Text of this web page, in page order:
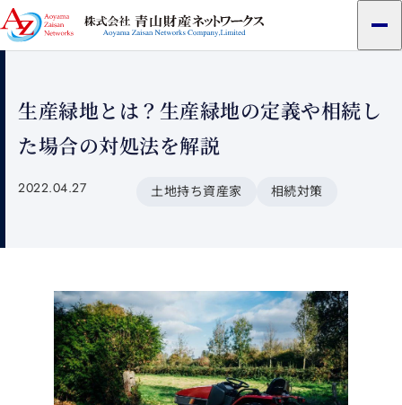
メ
ニ
生産緑地とは？生産緑地の定義や相続し
た場合の対処法を解説
2022.04.27 土地持ち資産家 相続対策